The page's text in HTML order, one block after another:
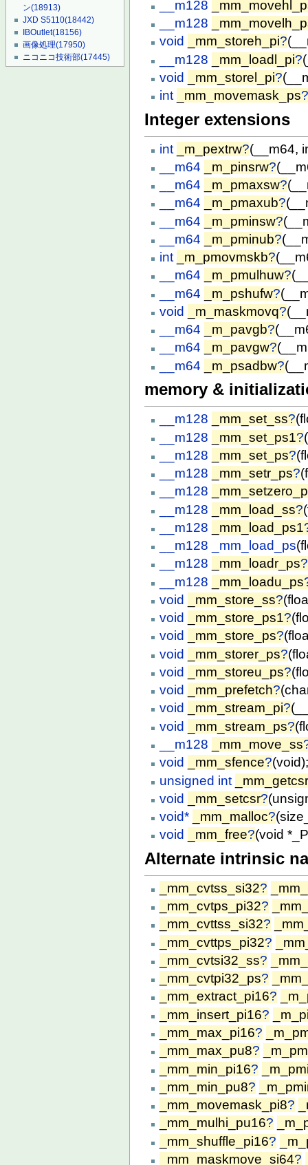
ン(18913)
JXD S5110(18442)
IBOutlet(18156)
画像処理(17950)
ニコニコ技術部(17445)
__m128
__m128
void
_mm_storeh_pi?
__m128
_mm_loadl_pi?
void
_mm_storel_pi?
int
_mm_movemask_ps
Integer extensions
int _m_pextrw?(__m64,
__m64
_m_pinsrw?
__m64
_m_pmaxsw?
__m64
_m_pmaxub?
__m64
_m_pminsw?
__m64
_m_pminub?
int
_m_pmovmskb?
__m64
_m_pmulhuw?
__m64
_m_pshufw?
void
_m_maskmovq?
__m64
_m_pavgb?
__m64
_m_pavgw?
__m64
_m_psadbw?
memory &
__m128 _mm_set_ss?
__m128
_mm_set_ps1?
__m128
_mm_set_ps?
__m128
_mm_setr_ps?
__m128
__m128
_mm_load_ss?
__m128
_mm_load_ps1
__m128
_mm_load_ps
__m128
_mm_loadr_ps?
__m128
_mm_loadu_ps
void
_mm_store_ss?
void
_mm_store_ps1?
void
_mm_store_ps?
void
_mm_storer_ps?
void
_mm_storeu_ps?
void
_mm_prefetch?
void
_mm_stream_pi?
void
_mm_stream_ps?
__m128
_mm_move_ss
void
_mm_sfence?
unsigned int
void
_mm_setcsr?
void*
_mm_malloc?
void
_mm_free?(void
Alternate intrinsic
_mm_cvtss_si32?
_mm_cvtps_pi32?
_mm_cvttss_si32?
_mm_cvttps_pi32?
_mm_cvtsi32_ss?
_mm_cvtpi32_ps?
_mm_extract_pi16?
_mm_insert_pi16?
_mm_max_pi16?
_mm_max_pu8?
_mm_min_pi16?
_mm_min_pu8?
_mm_movemask_pi8?
_mm_mulhi_pu16?
_mm_shuffle_pi16?
_mm_maskmove_si64?